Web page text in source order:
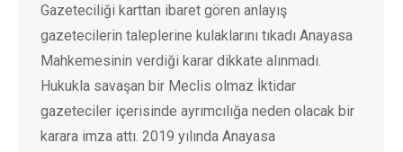
Gazeteciliği karttan ibaret gören anlayış
gazetecilerin taleplerine kulaklarını tıkadı Anayasa
Mahkemesinin verdiği karar dikkate alınmadı.
Hukukla savaşan bir Meclis olmaz İktidar
gazeteciler içerisinde ayrımcılığa neden olacak bir
karara imza attı. 2019 yılında Anayasa